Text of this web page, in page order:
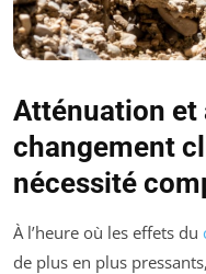
Atténuation et
changement
nécessité
À l’heure où les effets du
de plus en plus